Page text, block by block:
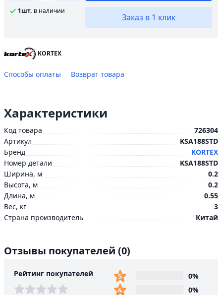
1шт. в наличии
Заказ в 1 клик
KORTEX
Способы оплаты Возврат товара
Характеристики
Код товара
726304
Артикул
KSA188STD
Бренд
KORTEX
Номер детали
KSA188STD
Ширина, м
0.2
Высота, м
0.2
Длина, м
0.55
Вес, кг
3
Страна производитель
Китай
Отзывы покупателей (0)
Рейтинг покупателей
0%
0%